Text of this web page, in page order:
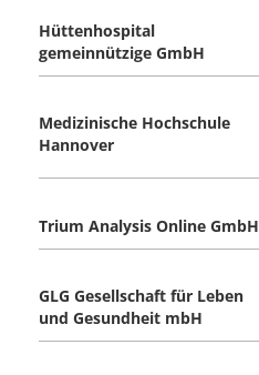
Hüttenhospital
gemeinnützige GmbH
Medizinische Hochschule
Hannover
Trium Analysis Online GmbH
GLG Gesellschaft für Leben
und Gesundheit mbH